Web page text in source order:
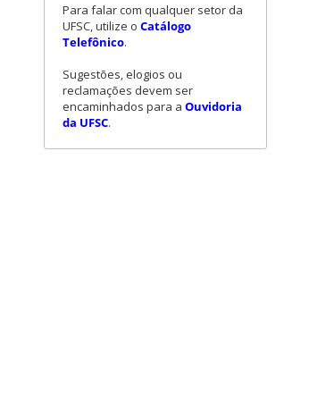
Para falar com qualquer setor da
UFSC, utilize o Catálogo
Telefônico.
Sugestões, elogios ou
reclamações devem ser
encaminhados para a Ouvidoria
da UFSC.